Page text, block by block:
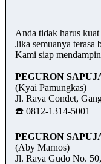
Anda tidak harus kuat
Jika semuanya
Kami siap
PEGURON
(Kyai Pamungkas)
Jl. Raya Condet,
☎️ 0812-1314-5001
PEGURON
(Aby Marnos)
Jl. Raya Gudo No.